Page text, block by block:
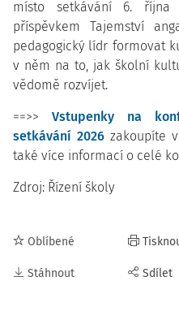
místo setkávání 6.
příspěvkemTajemství
pedagogický lídr formovat
v něm na to, jak školní
vědomě rozvíjet.
==>> Vstupenky na
setkávání 2026 zakoupíte
také více informací o celé
Zdroj: Řízení školy
Oblíbené
Stáhnout Sdílet